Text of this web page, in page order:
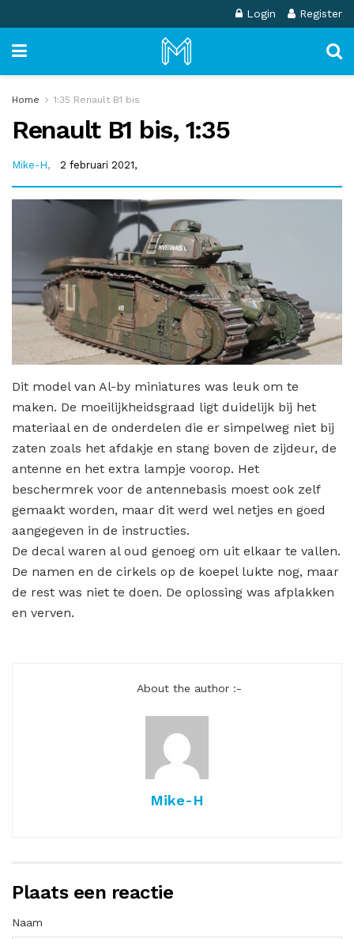
Login Register
Home 1:35 Renault B1 bis
Renault B1 bis, 1:35
Mike-H, 2 februari 2021,
Dit model van Al-by miniatures was leuk om te
maken. De moeilijkheidsgraad ligt duidelijk bij het
materiaal en de onderdelen die er simpelweg niet bij
zaten zoals het afdakje en stang boven de zijdeur, de
antenne en het extra lampje voorop. Het
beschermrek voor de antennebasis moest ook zelf
gemaakt worden, maar dit werd wel netjes en goed
aangegeven in de instructies.
De decal waren al oud genoeg om uit elkaar te vallen.
De namen en de cirkels op de koepel lukte nog, maar
de rest was niet te doen. De oplossing was afplakken
en verven.
About the author :-
Mike-H
Plaats een reactie
Naam